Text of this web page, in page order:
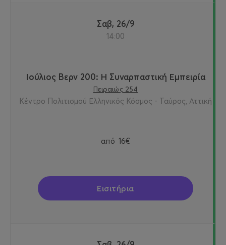
Σαβ, 26/9
14:00
Ιούλιος Βερν 200: Η Συναρπαστική Εμπειρία
Πειραιώς 254
Κέντρο Πολιτισμού Ελληνικός Κόσμος - Ταύρος, Αττική
από 16€
Εισιτήρια